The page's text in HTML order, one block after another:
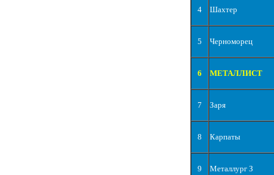
4 Шахтер
5 Черноморец
6 МЕТАЛЛИСТ
7 Заря
8 Карпаты
9 Металлург З